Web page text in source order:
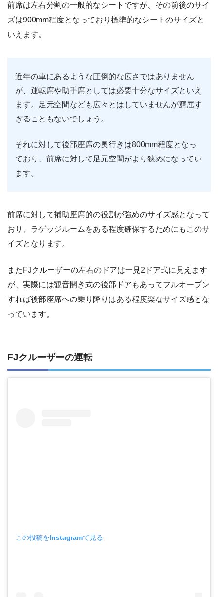
前席は左右分割の一般的なシートですが、その前後のサイ
ズは900mm程度となっており標準的なシートのサイズと
いえます。
近年の車にあるような圧倒的な広さではありません
が、運転席や助手席としては必要十分なサイズといえ
ます。足元空間なども広々とはしていませんが窮屈す
ぎることもないでしょう。
それに対して後部座席の奥行きは800mm程度となっ
ており、前席に対して足元空間がより狭めになってい
ます。
前席に対して補助座席的の役割が強めのサイズ感となって
おり、ラゲッジルームをある程度確保するためにもこのサ
イズとなります。
またFJクルーザーの左右のドアは一見2ドア式に見えます
が、実際には観音開き式の後部ドアもあってフルオープン
すれば後部座席への乗り降りはある程度楽なサイズ感とな
っています。
FJクルーザーの運転
この投稿をInstagramで見る